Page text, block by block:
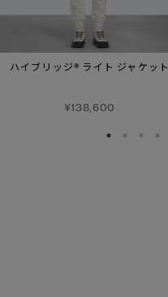
ハイブリッジ® ライト ジャケット
¥138,600